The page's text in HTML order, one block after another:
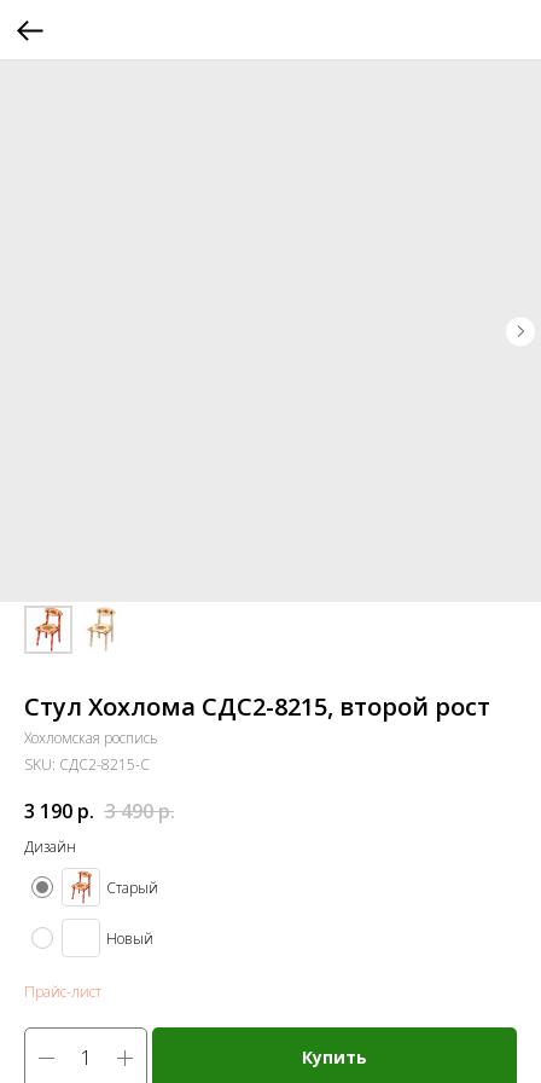
Стул Хохлома СДС2-8215, второй рост
Хохломская роспись
SKU: СДС2-8215-С
3 190 р. 3 490р.
Дизайн
Старый
Новый
Прайс-лист
Купить